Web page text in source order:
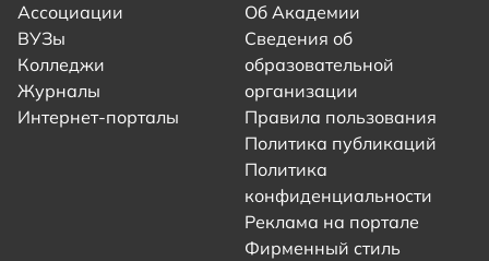
Ассоциации
ВУЗы
Колледжи
Журналы
Интернет-порталы
Об Академии
Сведения об
образовательной
организации
Правила пользования
Политика публикаций
Политика
конфиденциальности
Реклама на портале
Фирменный стиль